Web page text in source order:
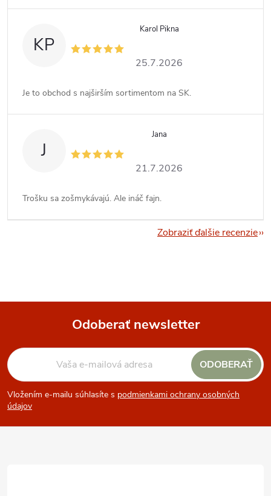
KP
Karol Pikna
25.7.2026
Je to obchod s najširším sortimentom na SK.
J
Jana
21.7.2026
Trošku sa zošmykávajú. Ale ináč fajn.
Zobraziť ďalšie recenzie
Z
á
p
Odoberať newsletter
Vložením e-mailu súhlasíte s podmienkami ochrany osobných
údajov
ODOBERAŤ